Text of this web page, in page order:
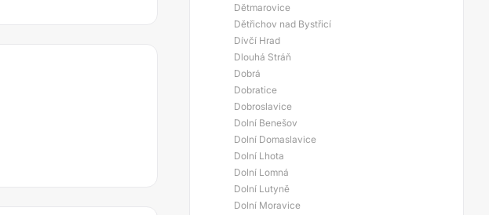
Dětmarovice
Dětřichov nad Bystřicí
Dívčí Hrad
Dlouhá Stráň
Dobrá
Dobratice
Dobroslavice
Dolní Benešov
Dolní Domaslavice
Dolní Lhota
Dolní Lomná
Dolní Lutyně
Dolní Moravice